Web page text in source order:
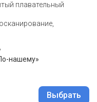
плавательный
нашему»
Выбрать